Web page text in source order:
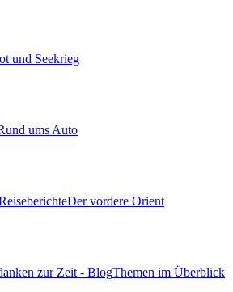
und Seekrieg
ums Auto
Der vordere Orient
zur Zeit - BlogThemen im Überblick